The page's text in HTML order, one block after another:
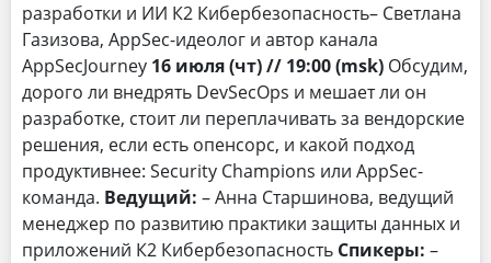
разработки и ИИ К2 Кибербезопасность– Светлана
Газизова, AppSec-идеолог и автор канала
AppSecJourney 16 июля (чт) // 19:00 (msk) Обсудим,
дорого ли внедрять DevSecOps и мешает ли он
разработке, стоит ли переплачивать за вендорские
решения, если есть опенсорс, и какой подход
продуктивнее: Security Champions или AppSec-
команда. Ведущий: – Анна Старшинова, ведущий
менеджер по развитию практики защиты данных и
приложений К2 Кибербезопасность Спикеры: –